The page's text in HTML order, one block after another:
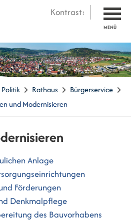
Kontrast:
MENÜ
Rathaus
Bürgerservice
und Modernisieren
Anlage
Förderungen
Denkmalpflege
des Bauvorhabens